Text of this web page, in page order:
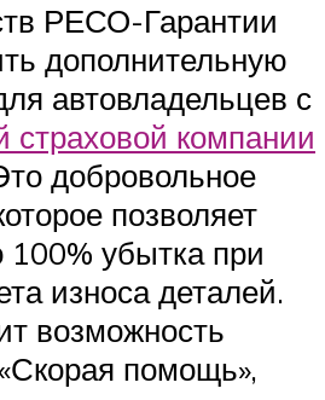
РЕСО-Гарантии
дополнительную
автовладельцев с
страховой компании
добровольное
позволяет
100% убытка при
износа деталей.
возможность
помощь»,